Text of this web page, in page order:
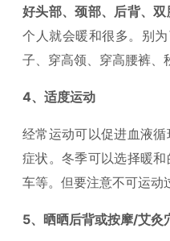
好头部、颈部、后背、
个人就会暖和很多。别
子、穿高领、穿高腰裤、
4、适度运动
经常运动可以促进血液
症状。冬季可以选择暖
车等。但要注意不可运动
5、晒晒后背或按摩/艾灸